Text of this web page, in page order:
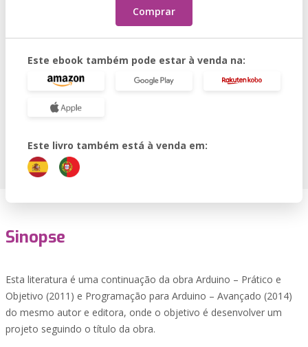
Comprar
Este ebook também pode estar à venda na:
Este livro também está à venda em:
Sinopse
Esta literatura é uma continuação da obra Arduino – Prático e
Objetivo (2011) e Programação para Arduino – Avançado (2014)
do mesmo autor e editora, onde o objetivo é desenvolver um
projeto seguindo o título da obra.